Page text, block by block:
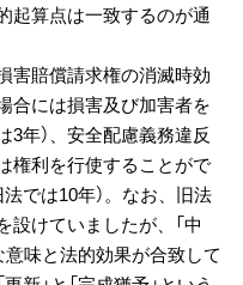
起算点は一致するのが通
害賠償請求権の消滅時効
合には損害及び加害者を
3年）、安全配慮義務違反
権利を行使することがで
では10年）。なお、旧法
けていましたが、「中
意味と法的効果が合致して